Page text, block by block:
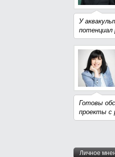
У
потенциал
Готовы
проекты с
Личное